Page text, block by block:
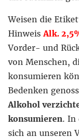
Weisen die
HinweisAlk.
Vorder- und
von Menschen,
konsumieren
Bedenken
Alkohol
konsumieren. In
sich an unseren